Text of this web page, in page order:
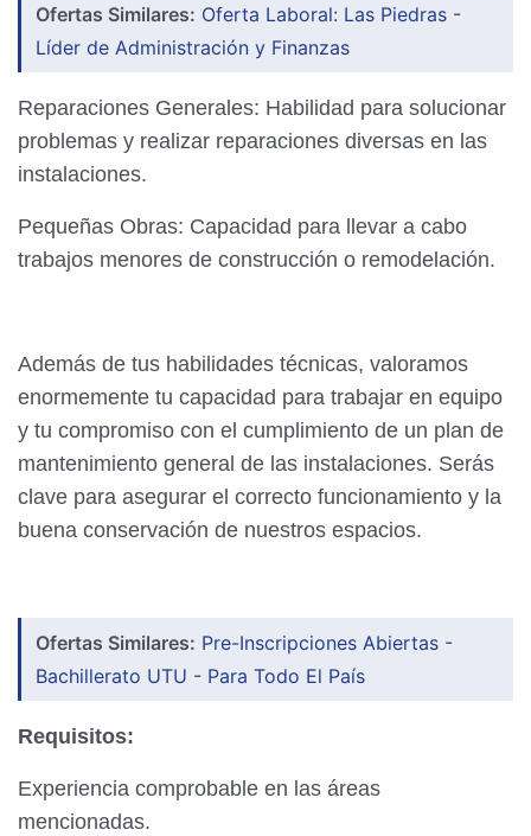
Ofertas Similares: Oferta Laboral: Las Piedras -
Líder de Administración y Finanzas
Reparaciones Generales: Habilidad para solucionar
problemas y realizar reparaciones diversas en las
instalaciones.
Pequeñas Obras: Capacidad para llevar a cabo
trabajos menores de construcción o remodelación.
Además de tus habilidades técnicas, valoramos
enormemente tu capacidad para trabajar en equipo
y tu compromiso con el cumplimiento de un plan de
mantenimiento general de las instalaciones. Serás
clave para asegurar el correcto funcionamiento y la
buena conservación de nuestros espacios.
Ofertas Similares: Pre-Inscripciones Abiertas -
Bachillerato UTU - Para Todo El País
Requisitos:
Experiencia comprobable en las áreas
mencionadas.